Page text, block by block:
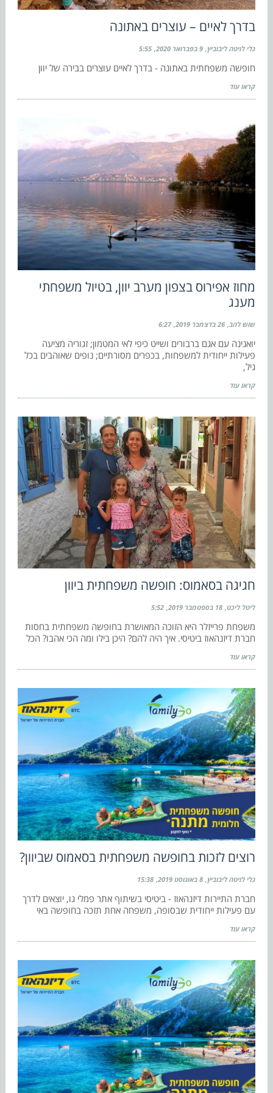
בדרך לאיים – עוצרים באתונה
גלי לויטה ליבוביץ 9 בפברואר 2020 5:55
חופשה משפחתית באתונה - בדרך לאיים עוצרים בבירה של יוון
קראו עוד
מחוז אפירוס בצפון מערב יוון, בטיול משפחתי
מענג
שוש להב 26 בדצמבר 2019 6:27
יואנינה עם אגם ברבורים ושייט כיפי לאי המטמון; זגוריה מציעה
פעילות ייחודית למשפחות, בכפרים מסורתיים; נופים שאוהבים בכל
גיל,
קראו עוד
חגיגה בסאמוס: חופשה משפחתית ביוון
ליטל ליכט 18 בספטמבר 2019 5:52
משפחת פרייזלר היא הזוכה המאושרת בחופשה משפחתית בחסות
חברת דיזנהאוז ביטיסי. איך היה להם? היכן בילו ומה הכי אהבו? הכל
קראו עוד
רוצים לזכות בחופשה משפחתית בסאמוס שביוון?
גלי לויטה ליבוביץ 8 באוגוסט 2019 15:38
חברת התיירות דיזנהאוז - ביטיסי בשיתוף אתר פמלי גו, יוצאים לדרך
עם פעילות ייחודית שבסופה, משפחה אחת תזכה בחופשה באי
קראו עוד